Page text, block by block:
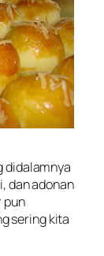
didalamnya
dan adonan
pun
sering kita